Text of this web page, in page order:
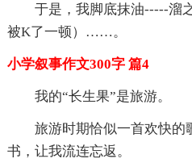
于是，我脚底抹油-----溜
被K了一顿）……。
小学叙事作文300字 篇4
我的“长生果”是旅游。
旅游时期恰似一首欢快的
书，让我流连忘返。